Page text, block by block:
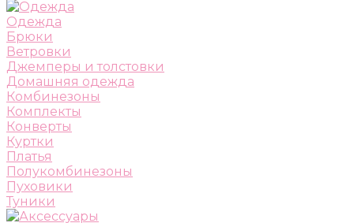
Одежда
Брюки
Ветровки
Джемперы и толстовки
Домашняя одежда
Комбинезоны
Комплекты
Конверты
Куртки
Платья
Полукомбинезоны
Пуховики
Туники